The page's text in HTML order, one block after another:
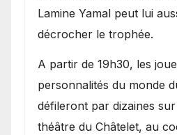
Lamine Yamal peut lui
décrocher le trophée.
A partir de 19h30, les
personnalités du monde
défileront par dizaines
théâtre du Châtelet, au